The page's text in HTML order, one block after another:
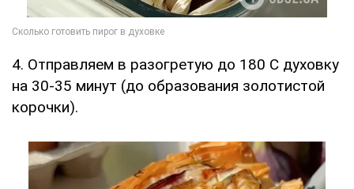
4. Отправляем в разогретую до 180 С духовку
на 30-35 минут (до образования золотистой
корочки).